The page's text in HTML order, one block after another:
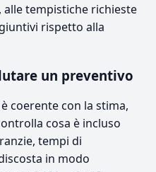
tempistiche richieste
rispetto alla
un preventivo
coerente con la stima,
cosa è incluso
tempi di
in modo